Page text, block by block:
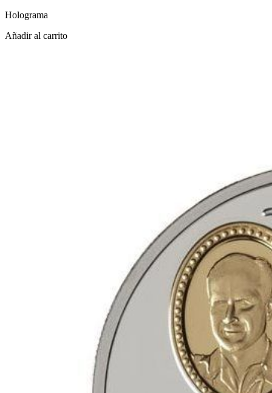
Holograma
Añadir al carrito